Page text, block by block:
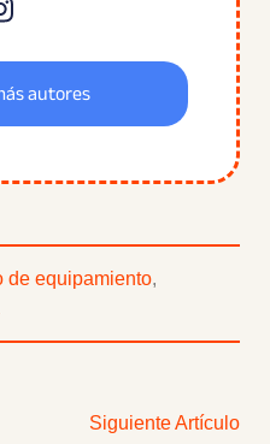
autores
de equipamiento,
Siguiente Artículo